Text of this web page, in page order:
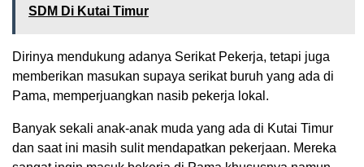
SDM Di Kutai Timur
Dirinya mendukung adanya Serikat Pekerja, tetapi juga
memberikan masukan supaya serikat buruh yang ada di
Pama, memperjuangkan nasib pekerja lokal.
Banyak sekali anak-anak muda yang ada di Kutai Timur
dan saat ini masih sulit mendapatkan pekerjaan. Mereka